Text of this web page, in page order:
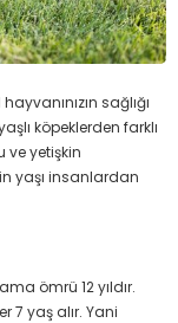
sağlığı
köpeklerden farklı
ve yetişkin
yaşı insanlardan
ömrü 12 yıldır.
7 yaş alır. Yani